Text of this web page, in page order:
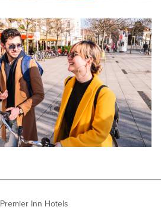
Premier Inn Hotels